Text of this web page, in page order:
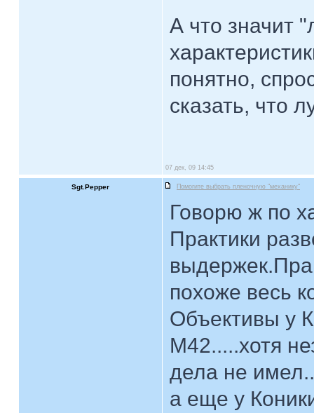
А что значит
понятно,
сказать, что
07 дек, 09 14:45
Sgt.Pepper Помогите выбрать пленочную "механику"
Говорю ж по
Практики
похоже весь
Объективы у
М42.....хотя
дела не имел..
а еще у